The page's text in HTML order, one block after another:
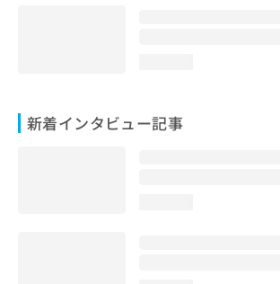
新着インタビュー記事